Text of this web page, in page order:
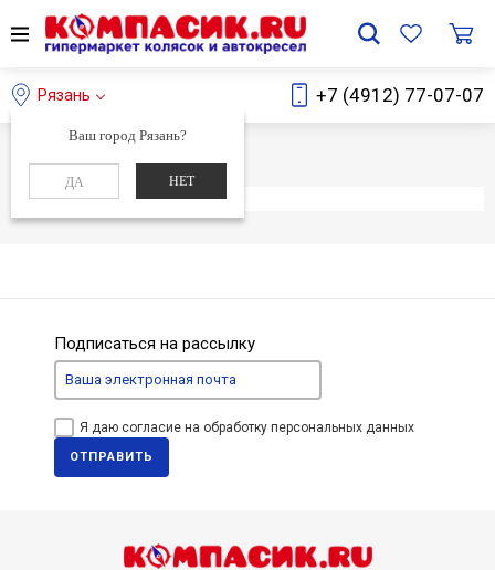
Рязань
Ваш город Рязань?
ДА НЕТ
+7 (4912) 77-07-07
Главная Каталог
Элемент не найден
Подписаться на рассылку
Я даю согласие на обработку персональных данных
ОТПРАВИТЬ